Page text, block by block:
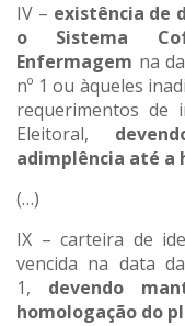
IV – existência de
o Sistema
Enfermagem na
nº 1 ou àqueles
requerimentos de
Eleitoral,
adimplência até a
(…)
IX – carteira de
vencida na data
1, devendo
homologação do